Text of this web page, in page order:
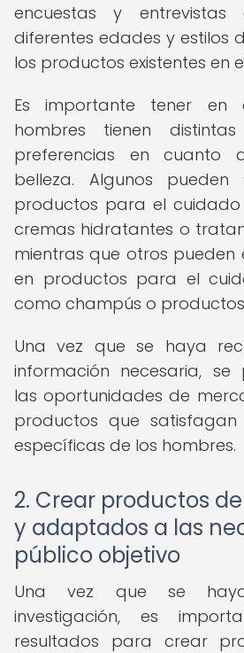
encuestas y
diferentes edades y estilos
los productos existentes en
Es importante tener en
hombres tienen
preferencias en cuanto
belleza. Algunos
productos para el
cremas hidratantes o
mientras que otros pueden
en productos para el
como champús o
Una vez que se haya
información necesaria,
las oportunidades de
productos que satisfagan
específicas de los hombres.
2. Crear productos
y adaptados a las
público objetivo
Una vez que se
investigación, es
resultados para crear